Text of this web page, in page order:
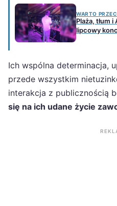
WARTO
Plaża, tłum
lipcowy
Ich wspólna determinacja,
przede wszystkim
interakcja z publicznością
się na ich udane życie